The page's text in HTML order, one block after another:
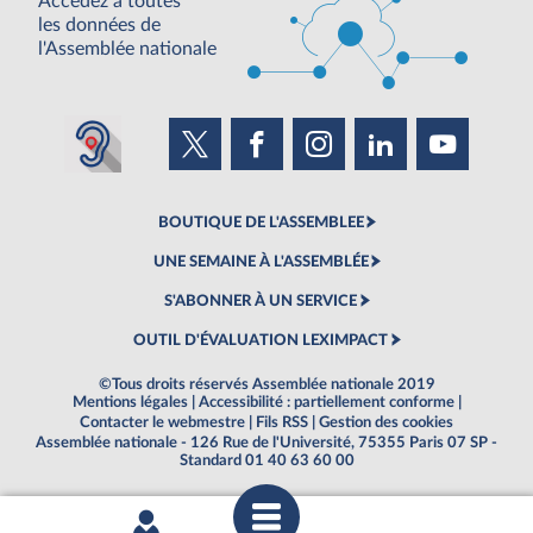
les données de
l'Assemblée nationale
BOUTIQUE DE L'ASSEMBLEE
UNE SEMAINE À L'ASSEMBLÉE
S'ABONNER À UN SERVICE
OUTIL D'ÉVALUATION LEXIMPACT
©Tous droits réservés Assemblée nationale 2019
Mentions légales
Accessibilité : partiellement conforme
Contacter le webmestre
Fils RSS
Gestion des cookies
Assemblée nationale - 126 Rue de l'Université, 75355 Paris 07 SP -
Standard 01 40 63 60 00